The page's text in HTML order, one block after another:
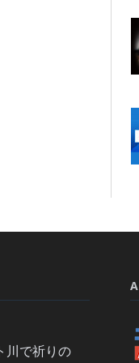
川で祈りの